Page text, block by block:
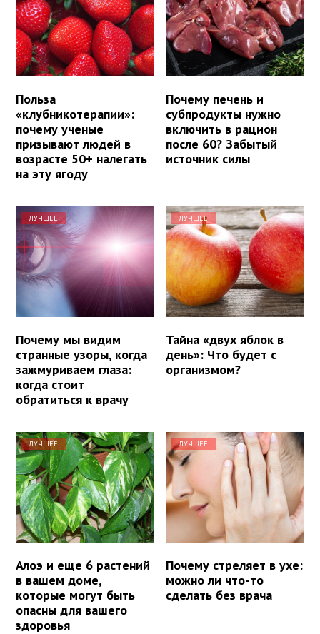
Польза
«клубникотерапии»:
почему ученые
призывают людей в
возрасте 50+ налегать
на эту ягоду
Почему печень и
субпродукты нужно
включить в рацион
после 60? Забытый
источник силы
ЛУЧШЕЕ
Почему мы видим
странные узоры, когда
зажмуриваем глаза:
когда стоит
обратиться к врачу
ЛУЧШЕЕ
Тайна «двух яблок в
день»: Что будет с
организмом?
ЛУЧШЕЕ
Алоэ и еще 6 растений
в вашем доме,
которые могут быть
опасны для вашего
здоровья
ЛУЧШЕЕ
Почему стреляет в ухе:
можно ли что-то
сделать без врача